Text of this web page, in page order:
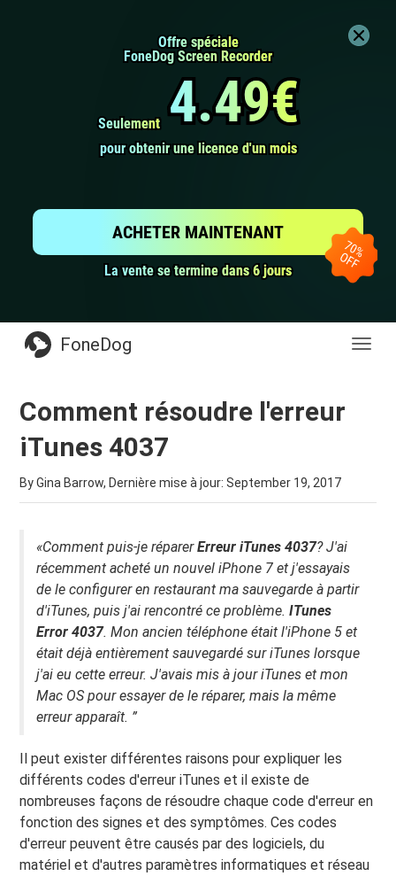
Offre spéciale
Offre spéciale
FoneDog Screen Recorder
FoneDog Screen Recorder
Seulement
Seulement 4.49€
4.49€
pour obtenir une licence d'un mois
pour obtenir une licence d'un mois
La vente se termine dans 6 jours
La vente se termine dans 6 jours
ACHETER MAINTENANT
FoneDog
Comment résoudre l'erreur
iTunes 4037
By Gina Barrow, Dernière mise à jour:September 19, 2017
«Comment puis-je réparerErreur iTunes 4037? J'ai
récemment acheté un nouvel iPhone 7 et j'essayais
de le configurer en restaurant ma sauvegarde à partir
d'iTunes, puis j'ai rencontré ce problème.ITunes
Error 4037. Mon ancien téléphone était l'iPhone 5 et
était déjà entièrement sauvegardé sur iTunes lorsque
j'ai eu cette erreur. J'avais mis à jour iTunes et mon
Mac OS pour essayer de le réparer, mais la même
erreur apparaît. ”
Il peut exister différentes raisons pour expliquer les
différents codes d'erreur iTunes et il existe de
nombreuses façons de résoudre chaque code d'erreur en
fonction des signes et des symptômes. Ces codes
d'erreur peuvent être causés par des logiciels, du
matériel et d'autres paramètres informatiques et réseau